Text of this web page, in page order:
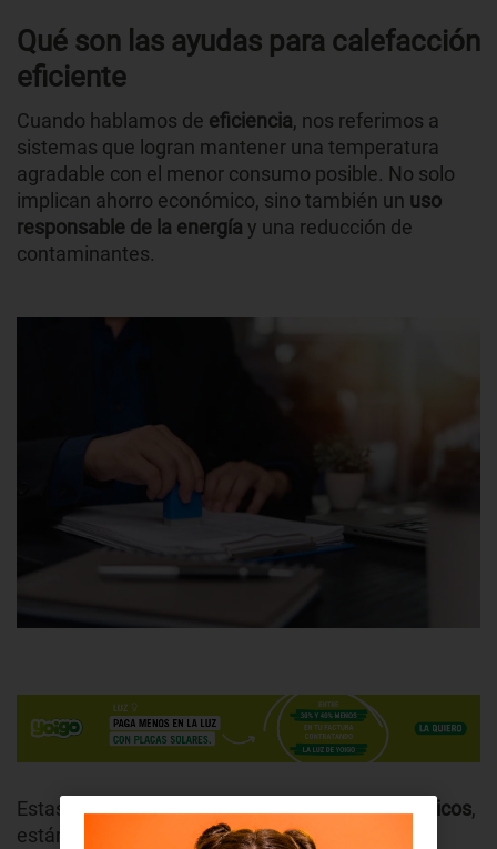
Qué son las ayudas para calefacción
eficiente
Cuando hablamos de eficiencia, nos referimos a
sistemas que logran mantener una temperatura
agradable con el menor consumo posible. No solo
implican ahorro económico, sino también un uso
responsable de la energía y una reducción de
contaminantes.
Estas ayudas, gestionadas pororganismos públicos,
están pensadas para facilitar la instalación o